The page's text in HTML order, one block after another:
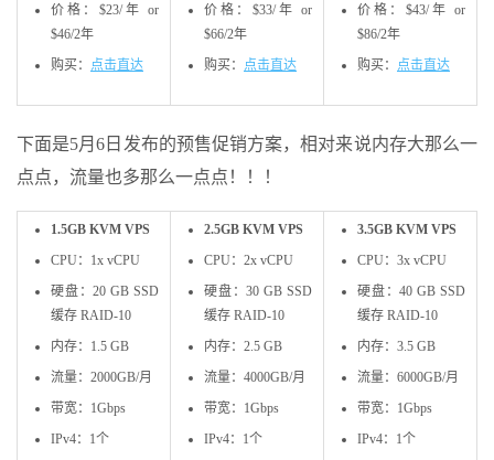
价格：$23/年 or
$46/2年
购买： 点击直达
价格：$33/年 or
$66/2年
购买： 点击直达
价格：$43/年 or
$86/2年
购买： 点击直达
下面是5月6日发布的预售促销方案，相对来说内存大那么一
点点，流量也多那么一点点！！！
1.5GB KVM VPS
CPU：1x vCPU
硬盘：20 GB SSD
缓存 RAID-10
内存：1.5 GB
流量：2000GB/月
带宽：1Gbps
IPv4：1个
2.5GB KVM VPS
CPU：2x vCPU
硬盘：30 GB SSD
缓存 RAID-10
内存：2.5 GB
流量：4000GB/月
带宽：1Gbps
IPv4：1个
3.5GB KVM VPS
CPU：3x vCPU
硬盘：40 GB SSD
缓存 RAID-10
内存：3.5 GB
流量：6000GB/月
带宽：1Gbps
IPv4：1个